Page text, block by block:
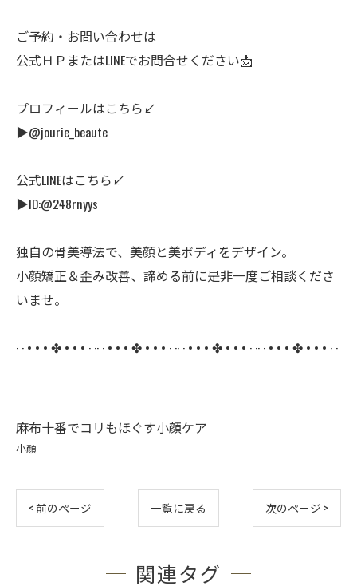
ご予約・お問い合わせは
公式ＨＰまたはLINEでお問合せください📩
プロフィールはこちら↙
▶@jourie_beaute
公式LINEはこちら↙
▶ID:@248rnyys
独自の骨美導法で、美顔と美ボディをデザイン。
小顔矯正＆歪み改善、諦める前に是非一度ご相談くださ
いませ。
· · • • • ✤ • • • · ·· · • • • ✤ • • • · ·· · • • • ✤ • • • · ·· · • • • ✤ • • • · ·
麻布十番でコリもほぐす小顔ケア
小顔
< 前のページ 一覧に戻る 次のページ >
関連タグ